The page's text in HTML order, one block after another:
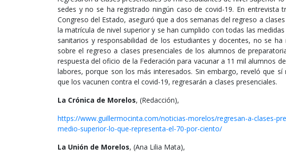
sedes y no se ha registrado ningún caso de covid-19. En entrevista
Congreso del Estado, aseguró que a dos semanas del regreso a
la matrícula de nivel superior y se han cumplido con todas las
sanitarios y responsabilidad de los estudiantes y docentes, no se
sobre el regreso a clases presenciales de los alumnos de
respuesta del oficio de la Federación para vacunar a 11 mil alumnos
labores, porque son los más interesados. Sin embargo, reveló que
que los vacunen contra el covid-19, regresarán a clases presenciales.
La Crónica de Morelos, (Redacción),
https://www.guillermocinta.com/noticias-morelos/regresan-a-clases-
medio-superior-lo-que-representa-el-70-por-ciento/
La Unión de Morelos, (Ana Lilia Mata),